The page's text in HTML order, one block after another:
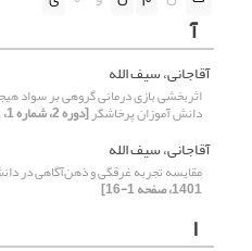
آ
آقاجانی، سیف الله
اثربخشی بازی درمانی گروهی بر سواد
دانش آموزان پرخاشگر[دوره 2، شماره 1، 1401، صفحه 1-19]
آقاجانی، سیف الله
مقایسه تجربه غرقگی و ذهن‌آگاهی در
1401، صفحه 1-16]
ا